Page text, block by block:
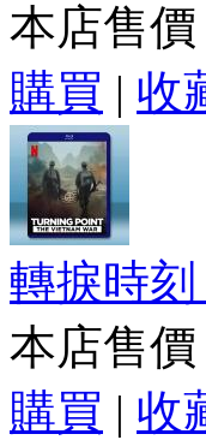
本店售價
購買 | 收
轉捩時刻
本店售價
購買 | 收